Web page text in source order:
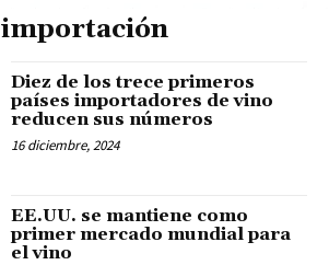
importación
Diez de los trece primeros
países importadores de vino
reducen sus números
16 diciembre, 2024
EE.UU. se mantiene como
primer mercado mundial para
el vino